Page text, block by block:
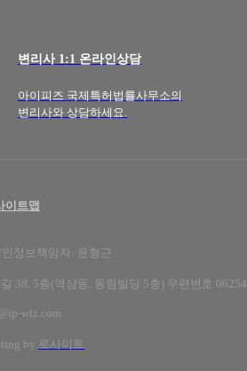
변리사 1:1 온라인상담
아이피즈 국제특허법률사무소의
변리사와 상담하세요.
이트맵
정보책임자: 윤형근
38, 5층(역삼동, 동림빌딩 5층) 우편번호 06254
wiz.com
by 로사이트